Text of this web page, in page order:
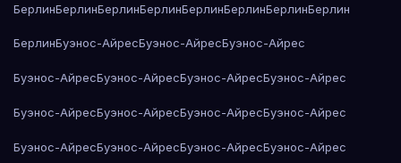
БерлинБерлинБерлинБерлинБерлинБерлинБерлинБерлин
БерлинБуэнос-АйресБуэнос-АйресБуэнос-Айрес
Буэнос-АйресБуэнос-АйресБуэнос-АйресБуэнос-Айрес
Буэнос-АйресБуэнос-АйресБуэнос-АйресБуэнос-Айрес
Буэнос-АйресБуэнос-АйресБуэнос-АйресБуэнос-Айрес